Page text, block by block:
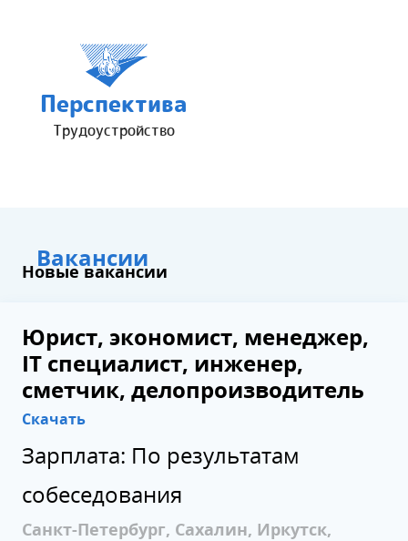
Перспектива
Трудоустройство
Вакансии
Новые вакансии
Юрист, экономист, менеджер,
IT специалист, инженер,
сметчик, делопроизводитель
Скачать
Зарплата: По результатам
собеседования
Санкт-Петербург, Сахалин, Иркутск,